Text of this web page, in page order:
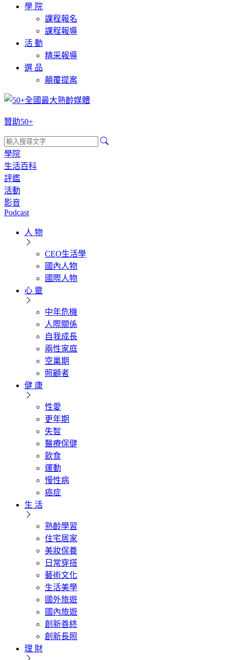
學 院
課程報名
課程報導
活 動
精采報導
選 品
顛覆提案
贊助50+
學院
生活百科
評鑑
活動
影音
Podcast
人 物
CEO生活學
國內人物
國際人物
心 靈
中年危機
人際關係
自我成長
兩性家庭
空巢期
照顧者
健 康
性愛
更年期
失智
醫療保健
飲食
運動
慢性病
癌症
生 活
熟齡學習
住宅居家
美妝保養
日常穿搭
藝術文化
生活美學
國外旅遊
國內旅遊
創新善終
創新長照
理 財